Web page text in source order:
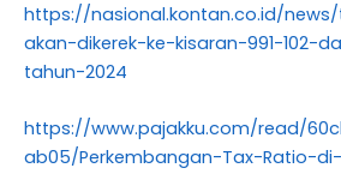
https://nasional.kontan.co.id/
akan-dikerek-ke-kisaran-991-102-
tahun-2024
https://www.pajakku.com/read/
ab05/Perkembangan-Tax-Ratio-